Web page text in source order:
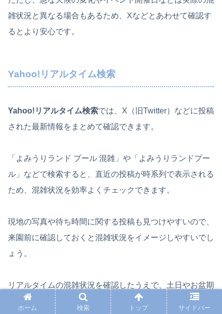
雑状況と異なる場合もあるため、Xなどとあわせて確認す
るとより安心です。
Yahoo!リアルタイム検索
Yahoo!リアルタイム検索では、X（旧Twitter）などに投稿
された最新情報をまとめて確認できます。
「よみうりランド プール 混雑」や「よみうりランドプー
ル」などで検索すると、直近の投稿が時系列で表示される
ため、混雑状況を効率よくチェックできます。
現地の写真や待ち時間に関する投稿も見つけやすいので、
来園前に確認しておくと混雑状況をイメージしやすいでし
ょう。
リアルタイムの混雑状況を確認したうえで、土日やお盆期
間は開園30分～1時間前の到着を目安にすると、比較的ス
ホーム 検索 トップ サイドバー